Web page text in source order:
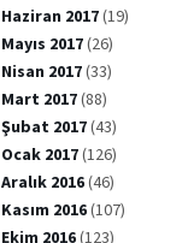
Haziran 2017(19)
Mayıs 2017(26)
Nisan 2017(33)
Mart 2017(88)
Şubat 2017(43)
Ocak 2017(126)
Aralık 2016(46)
Kasım 2016(107)
Ekim 2016(123)